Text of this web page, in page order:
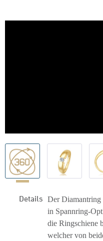
Details Der Diamantring
in Spannring-
die Ringschiene
welcher von